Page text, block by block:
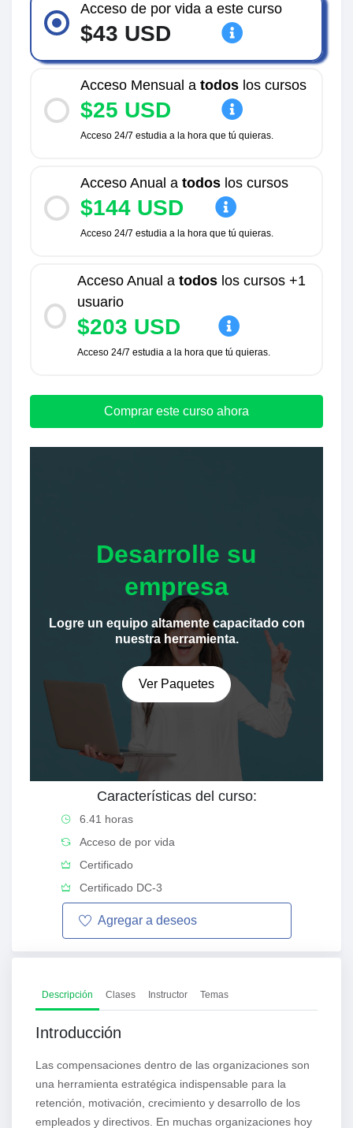
Acceso de por vida a este curso
$43 USD
Acceso Mensual a todoslos cursos
$25 USD
Acceso 24/7 estudia a la hora que tú quieras.
Acceso Anual a todoslos cursos
$144 USD
Acceso 24/7 estudia a la hora que tú quieras.
Acceso Anual a todoslos cursos +1
usuario
$203 USD
Acceso 24/7 estudia a la hora que tú quieras.
Comprar este curso ahora
Desarrolle su
empresa
Logre un equipo altamente capacitado con
nuestra herramienta.
Ver Paquetes
Características del curso:
6.41 horas
Acceso de por vida
Certificado
Certificado DC-3
Agregar a deseos
Descripción Clases Instructor Temas
Introducción
Las compensaciones dentro de las organizaciones son
una herramienta estratégica indispensable para la
retención, motivación, crecimiento y desarrollo de los
empleados y directivos. En muchas organizaciones hoy